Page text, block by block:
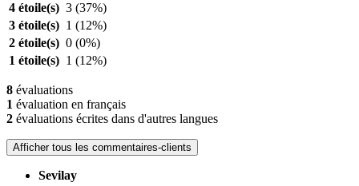
4 étoile(s) 3 (37%)
3 étoile(s) 1 (12%)
2 étoile(s) 0 (0%)
1 étoile(s) 1 (12%)
8 évaluations
1 évaluation en français
2 évaluations écrites dans d'autres langues
Afficher tous les commentaires-clients
Sevilay